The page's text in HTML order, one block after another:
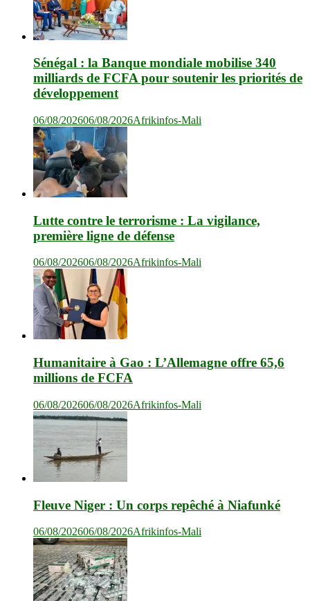
Sénégal : la Banque mondiale mobilise 340
milliards de FCFA pour soutenir les priorités de
développement
06/08/202606/08/2026Afrikinfos-Mali
Lutte contre le terrorisme : La vigilance,
première ligne de défense
06/08/202606/08/2026Afrikinfos-Mali
Humanitaire à Gao : L’Allemagne offre 65,6
millions de FCFA
06/08/202606/08/2026Afrikinfos-Mali
Fleuve Niger : Un corps repêché à Niafunké
06/08/202606/08/2026Afrikinfos-Mali